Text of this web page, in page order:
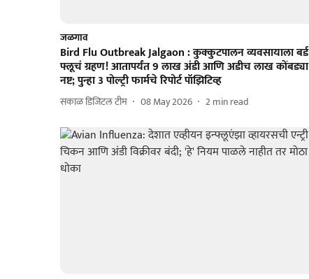
जळगाव
Bird Flu Outbreak Jalgaon : कुक्कुटपालन व्यवसायाला बर्ड
फ्लूचं ग्रहण! आतापर्यंत 9 लाख अंडी आणि अडीच लाख कोंबड्या
नष्ट; पुन्हा 3 पोल्ट्री फार्मचे रिपोर्ट पॉझिटिव्ह
सकाळ डिजिटल टीम 08 May 2026 2min read